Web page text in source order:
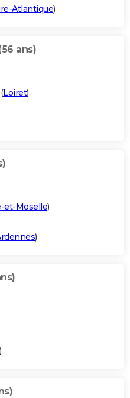
Atlantique)
ans)
(Loiret)
et-Moselle)
)
)